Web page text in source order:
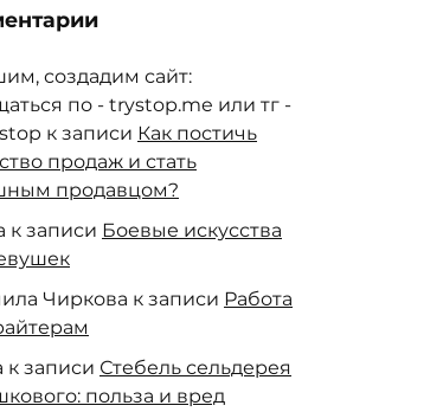
создадим сайт:
по - trystop.me или тг -
к записи Как постичь
продаж и стать
продавцом?
к записи Боевые искусства
Чиркова к записи Работа
к записи Стебель сельдерея
польза и вред